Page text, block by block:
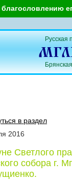
благословлению
Русская
в раздел
2016
Светлого
собора г.